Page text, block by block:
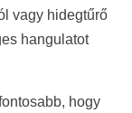
vagy hidegtűrő
hangulatot
hogy